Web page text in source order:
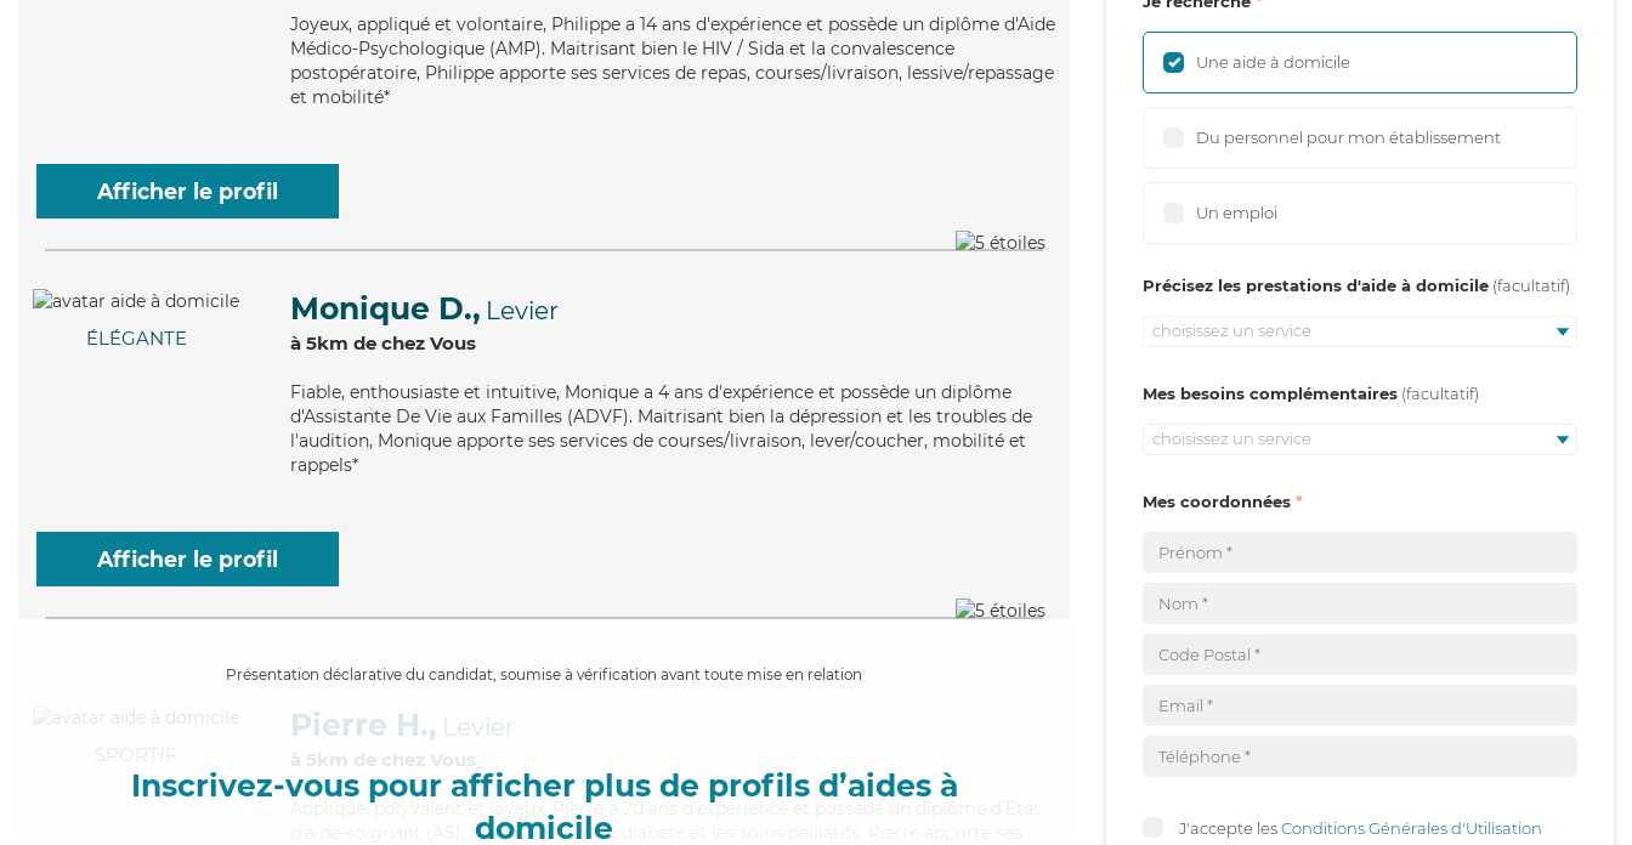
Joyeux, appliqué et volontaire, Philippe a 14 ans d'expérience et possède un diplôme d'Aide
Médico-Psychologique (AMP). Maitrisant bien le HIV / Sida et la convalescence
postopératoire, Philippe apporte ses services de repas, courses/livraison, lessive/repassage
et mobilité*
Afficher le profil
ÉLÉGANTE
Monique D., Levier
à 5km de chez Vous
Fiable, enthousiaste et intuitive, Monique a 4 ans d'expérience et possède un diplôme
d'Assistante De Vie aux Familles (ADVF). Maitrisant bien la dépression et les troubles de
l'audition, Monique apporte ses services de courses/livraison, lever/coucher, mobilité et
rappels*
Afficher le profil
Présentation déclarative du candidat, soumise à vérification avant toute mise en relation
Inscrivez-vous pour afficher plus de profils d’aides à
domicile
SPORTIF
Pierre H., Levier
à 5km de chez Vous
, polyvalent et joyeux, Pierre a 20 ans d'expérience et possède un diplôme d'Etat
d'aide-soignant (AS). Maitrisant bien le diabète et les soins palliatifs, Pierre apporte ses
Une aide à domicile
Du personnel pour mon établissement
Un emploi
Précisez les prestations d'aide à domicile
choisissez un service
Mes besoins complémentaires
choisissez un service
Mes coordonnées
J'accepte lesConditions Générales d'Utilisation